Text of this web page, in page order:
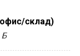
склад)
Б